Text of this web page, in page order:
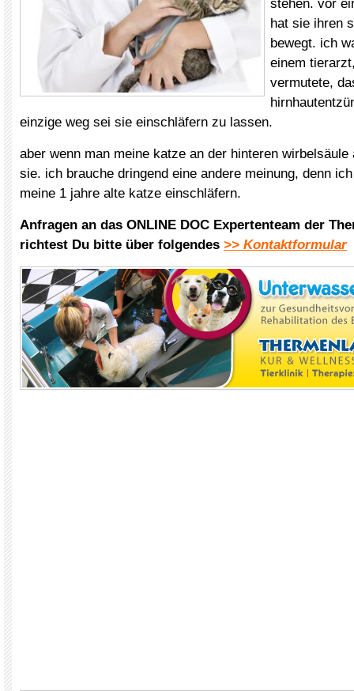
stehen. vor
hat sie ihren
bewegt. ich
einem
vermutete,
einzige weg sei sie einschläfern zu lassen.
aber wenn man meine katze an der hinteren
sie. ich brauche dringend eine andere meinung, denn
meine 1 jahre alte katze einschläfern.
Anfragen an das ONLINE DOC Expertenteam der
richtest Du bitte über folgendes >> Kontaktformular